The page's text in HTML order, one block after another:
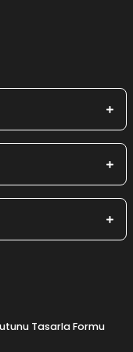
Tasarla Formu